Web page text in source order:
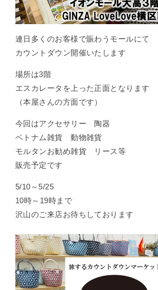
連日多くのお客様で賑わうモールにて
カウントダウン開催いたします
場所は3階
エスカレータを上った正面となります
（本屋さんの方面です）
今回はアクセサリー 陶器
ベトナム雑貨 動物雑貨
モルタンお勧め雑貨 リース等
販売予定です
5/10～5/25
10時～19時まで
沢山のご来店お待ちしております